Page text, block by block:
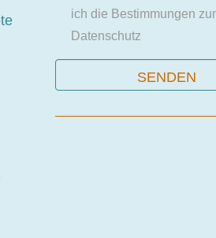
ich die Bestimmungen
Datenschutz